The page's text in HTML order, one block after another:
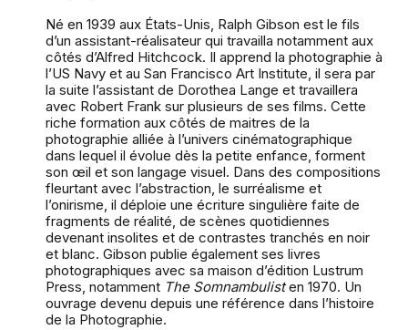
Né en 1939 aux États-Unis, Ralph Gibson est le fils
d’un assistant-réalisateur qui travailla notamment aux
côtés d’Alfred Hitchcock. Il apprend la photographie à
l’US Navy et au San Francisco Art Institute, il sera par
la suite l’assistant de Dorothea Lange et travaillera
avec Robert Frank sur plusieurs de ses films. Cette
riche formation aux côtés de maitres de la
photographie alliée à l’univers cinématographique
dans lequel il évolue dès la petite enfance, forment
son œil et son langage visuel. Dans des compositions
fleurtant avec l’abstraction, le surréalisme et
l’onirisme, il déploie une écriture singulière faite de
fragments de réalité, de scènes quotidiennes
devenant insolites et de contrastes tranchés en noir
et blanc. Gibson publie également ses livres
photographiques avec sa maison d’édition Lustrum
Press, notamment The Somnambulisten 1970. Un
ouvrage devenu depuis une référence dans l’histoire
de la Photographie.